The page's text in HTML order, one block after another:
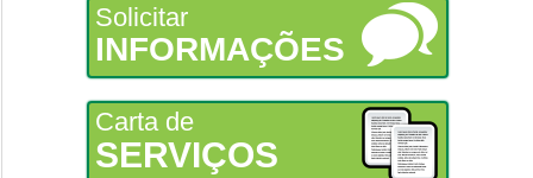
Solicitar
INFORMAÇÕES
Carta de
SERVIÇOS